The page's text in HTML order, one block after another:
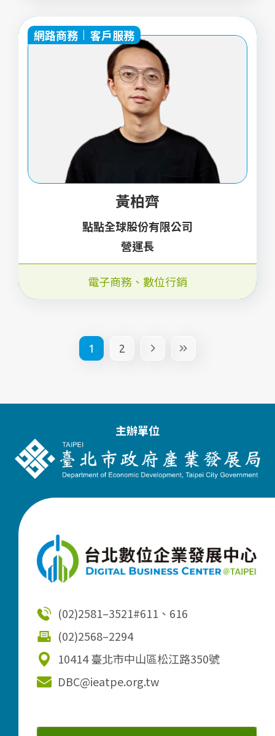
網路商務 客戶服務
黃柏齊
點點全球股份有限公司
營運長
電子商務 、 數位行銷
1 2
主辦單位
(02)2581–3521#611、616
(02)2568–2294
10414 臺北市中山區松江路350號
DBC@ieatpe.org.tw